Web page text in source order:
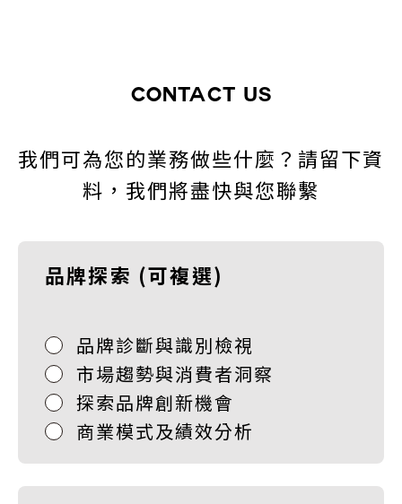
CONTACT US
我們可為您的業務做些什麼？請留下資
料，我們將盡快與您聯繫
品牌探索 (可複選)
品牌診斷與識別檢視
市場趨勢與消費者洞察
探索品牌創新機會
商業模式及績效分析